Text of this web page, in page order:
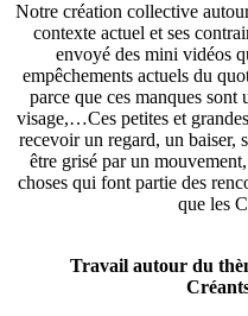
Notre création collective
contexte actuel et ses
envoyé des mini vidéos
empêchements actuels du
parce que ces manques sont
visage,…Ces petites et
recevoir un regard, un baiser,
être grisé par un
choses qui font partie des
que les
Travail autour du